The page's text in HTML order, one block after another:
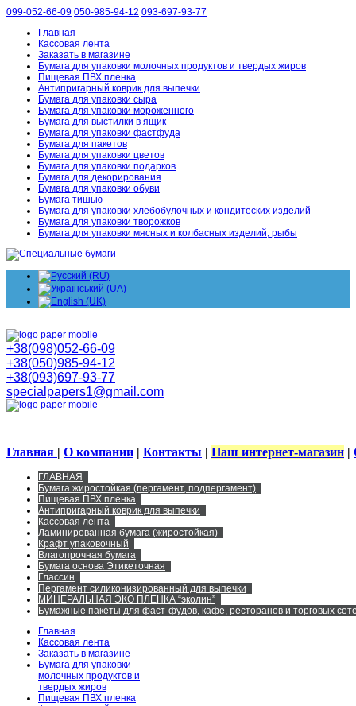
099-052-66-09 050-985-94-12 093-697-93-77
Главная
Кассовая лента
Заказать в магазине
Бумага для упаковки молочных продуктов и твердых жиров
Пищевая ПВХ пленка
Антипригарный коврик для выпечки
Бумага для упаковки сыра
Бумага для упаковки мороженного
Бумага для выстилки в ящик
Бумага для упаковки фастфуда
Бумага для пакетов
Бумага для упаковки цветов
Бумага для упаковки подарков
Бумага для декорирования
Бумага для упаковки обуви
Бумага тишью
Бумага для упаковки хлебобулочных и кондитеских изделий
Бумага для упаковки творожков
Бумага для упаковки мясных и колбасных изделий, рыбы
+38(098)052-66-09
+38(050)985-94-12
+38(093)697-93-77
specialpapers1@gmail.com
Главная | О компании | Контакты | Наш интернет-магазин |
ГЛАВНАЯ
Бумага жиростойкая (пергамент, подпергамент)
Пищевая ПВХ пленка
Антипригарный коврик для выпечки
Кассовая лента
Ламинированная бумага (жиростойкая)
Крафт упаковочный
Влагопрочная бумага
Бумага основа Этикеточная
Глассин
Пергамент силиконизированный для выпечки
МИНЕРАЛЬНАЯ ЭКО ПЛЕНКА “эколин”
Бумажные пакеты для фаст-фудов, кафе, ресторанов и торговых
Главная
Кассовая лента
Заказать в магазине
Бумага для упаковки
молочных продуктов и
твердых жиров
Пищевая ПВХ пленка